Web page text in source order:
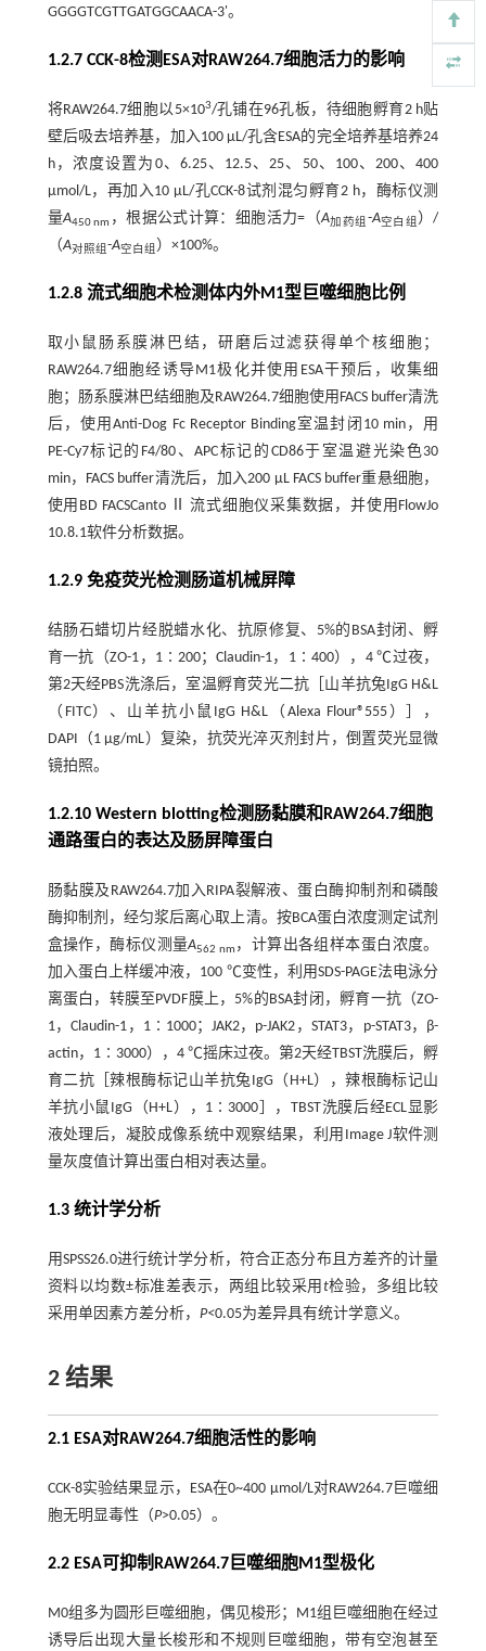
GGGGTCGTTGATGGCAACA-3'。
1.2.7 CCK-8检测ESA对RAW264.7细胞活力的影响
将RAW264.7细胞以5×103/孔铺在96孔板，待细胞孵育2 h贴
壁后吸去培养基，加入100 μL/孔含ESA的完全培养基培养24
h，浓度设置为0、6.25、12.5、25、50、100、200、400
μmol/L，再加入10 μL/孔CCK-8试剂混匀孵育2 h，酶标仪测
量A450 nm ，根据公式计算：细胞活力=（A加药组 -A空白组 ）/
（A对照组-A空白组 ）×100%。
1.2.8 流式细胞术检测体内外M1型巨噬细胞比例
取小鼠肠系膜淋巴结，研磨后过滤获得单个核细胞；
RAW264.7细胞经诱导M1极化并使用ESA干预后，收集细
胞；肠系膜淋巴结细胞及RAW264.7细胞使用FACS buffer清洗
后，使用Anti-Dog Fc Receptor Binding室温封闭10 min，用
PE-Cy7标记的F4/80、APC标记的CD86于室温避光染色30
min，FACS buffer清洗后，加入200 μL FACS buffer重悬细胞，
使用BD FACSCanto Ⅱ 流式细胞仪采集数据，并使用FlowJo
10.8.1软件分析数据。
1.2.9 免疫荧光检测肠道机械屏障
结肠石蜡切片经脱蜡水化、抗原修复、5%的BSA封闭、孵
育一抗（ZO-1，1∶200；Claudin-1，1∶400），4 ℃过夜，
第2天经PBS洗涤后，室温孵育荧光二抗［山羊抗兔IgG H&L
（FITC）、山羊抗小鼠IgG H&L（Alexa Flour®555）］，
DAPI（1 μg/mL）复染，抗荧光淬灭剂封片，倒置荧光显微
镜拍照。
1.2.10 Western blotting检测肠黏膜和RAW264.7细胞
通路蛋白的表达及肠屏障蛋白
肠黏膜及RAW264.7加入RIPA裂解液、蛋白酶抑制剂和磷酸
酶抑制剂，经匀浆后离心取上清。按BCA蛋白浓度测定试剂
盒操作，酶标仪测量A562 nm ，计算出各组样本蛋白浓度。
加入蛋白上样缓冲液，100 ℃变性，利用SDS-PAGE法电泳分
离蛋白，转膜至PVDF膜上，5%的BSA封闭，孵育一抗（ZO-
1，Claudin-1，1∶1000；JAK2，p-JAK2，STAT3，p-STAT3，β-
actin，1∶3000），4 ℃摇床过夜。第2天经TBST洗膜后，孵
育二抗［辣根酶标记山羊抗兔IgG（H+L），辣根酶标记山
羊抗小鼠IgG（H+L），1∶3000］，TBST洗膜后经ECL显影
液处理后，凝胶成像系统中观察结果，利用Image J软件测
量灰度值计算出蛋白相对表达量。
1.3 统计学分析
用SPSS26.0进行统计学分析，符合正态分布且方差齐的计量
资料以均数±标准差表示，两组比较采用 t检验，多组比较
采用单因素方差分析， P<0.05为差异具有统计学意义。
2 结果
2.1 ESA对RAW264.7细胞活性的影响
CCK-8实验结果显示，ESA在0~400 μmol/L对RAW264.7巨噬细
胞无明显毒性（P>0.05）。
2.2 ESA可抑制RAW264.7巨噬细胞M1型极化
M0组多为圆形巨噬细胞，偶见梭形；M1组巨噬细胞在经过
诱导后出现大量长梭形和不规则巨噬细胞，带有空泡甚至